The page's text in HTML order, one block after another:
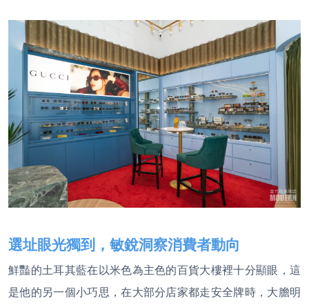
選址眼光獨到，敏銳洞察消費者動向
鮮豔的土耳其藍在以米色為主色的百貨大樓裡十分顯眼，這
是他的另一個小巧思，在大部分店家都走安全牌時，大膽明